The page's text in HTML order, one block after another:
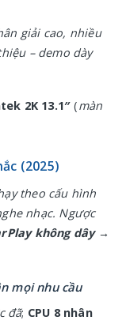
giải cao, nhiều
– demo dày
2K 13.1″ (màn
(2025)
theo cấu hình
nhạc. Ngược
không dây→
mọi nhu cầu
đã; CPU 8 nhân